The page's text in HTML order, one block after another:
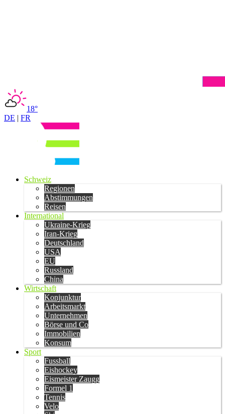
18°
DE | FR
Schweiz
Regionen
Abstimmungen
Reisen
International
Ukraine-Krieg
Iran-Krieg
Deutschland
USA
EU
Russland
China
Wirtschaft
Konjunktur
Arbeitsmarkt
Unternehmen
Börse und Co
Immobilien
Konsum
Sport
Fussball
Eishockey
Eismeister Zaugg
Formel 1
Tennis
Velo